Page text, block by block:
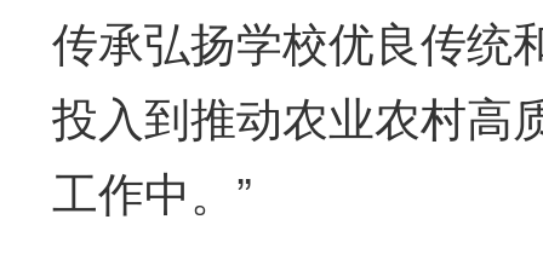
传承弘扬学校优良传统
投入到推动农业农村高
工作中。”